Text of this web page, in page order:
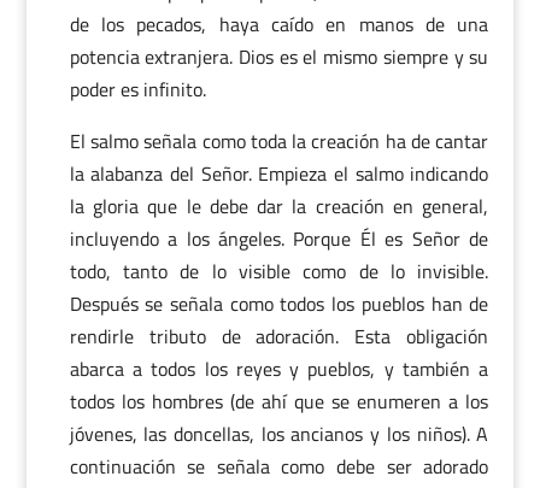
de los pecados, haya caído en manos de una
potencia extranjera. Dios es el mismo siempre y su
poder es infinito.
El salmo señala como toda la creación ha de cantar
la alabanza del Señor. Empieza el salmo indicando
la gloria que le debe dar la creación en general,
incluyendo a los ángeles. Porque Él es Señor de
todo, tanto de lo visible como de lo invisible.
Después se señala como todos los pueblos han de
rendirle tributo de adoración. Esta obligación
abarca a todos los reyes y pueblos, y también a
todos los hombres (de ahí que se enumeren a los
jóvenes, las doncellas, los ancianos y los niños). A
continuación se señala como debe ser adorado